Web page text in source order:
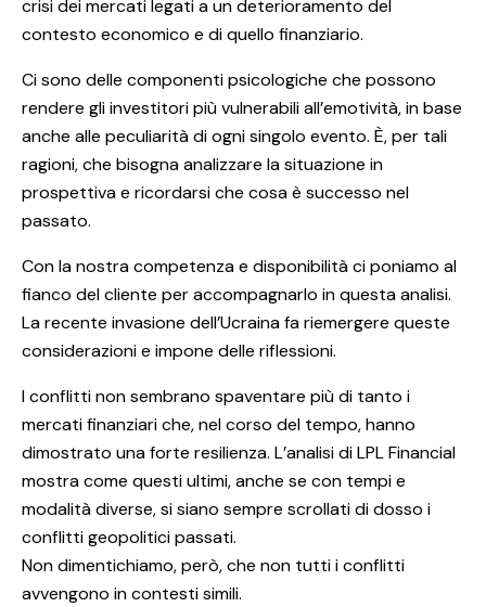
crisi dei mercati legati a un deterioramento del
contesto economico e di quello finanziario.
Ci sono delle componenti psicologiche che possono
rendere gli investitori più vulnerabili all’emotività, in base
anche alle peculiarità di ogni singolo evento. È, per tali
ragioni, che bisogna analizzare la situazione in
prospettiva e ricordarsi che cosa è successo nel
passato.
Con la nostra competenza e disponibilità ci poniamo al
fianco del cliente per accompagnarlo in questa analisi.
La recente invasione dell’Ucraina fa riemergere queste
considerazioni e impone delle riflessioni.
I conflitti non sembrano spaventare più di tanto i
mercati finanziari che, nel corso del tempo, hanno
dimostrato una forte resilienza. L’analisi di LPL Financial
mostra come questi ultimi, anche se con tempi e
modalità diverse, si siano sempre scrollati di dosso i
conflitti geopolitici passati.
Non dimentichiamo, però, che non tutti i conflitti
avvengono in contesti simili.